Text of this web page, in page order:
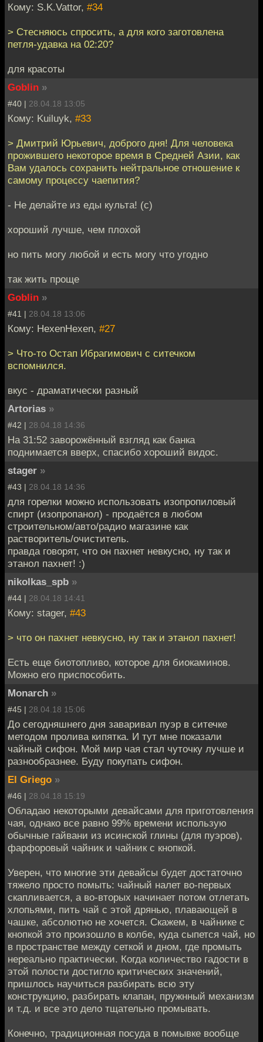
Кому: S.K.Vattor, #34
> Стесняюсь спросить, а для кого заготовлена
петля-удавка на 02:20?
для красоты
Goblin »
#40 | 28.04.18 13:05
Кому: Kuiluyk, #33
> Дмитрий Юрьевич, доброго дня! Для человека
прожившего некоторое время в Средней Азии, как
Вам удалось сохранить нейтральное отношение к
самому процессу чаепития?
- Не делайте из еды культа! (с)
хороший лучше, чем плохой
но пить могу любой и есть могу что угодно
так жить проще
Goblin »
#41 | 28.04.18 13:06
Кому: HexenHexen, #27
> Что-то Остап Ибрагимович с ситечком
вспомнился.
вкус - драматически разный
Artorias »
#42 | 28.04.18 14:36
На 31:52 заворожённый взгляд как банка
поднимается вверх, спасибо хороший видос.
stager »
#43 | 28.04.18 14:36
для горелки можно использовать изопропиловый
спирт (изопропанол) - продаётся в любом
строительном/авто/радио магазине как
растворитель/очиститель.
правда говорят, что он пахнет невкусно, ну так и
этанол пахнет! :)
nikolkas_spb »
#44 | 28.04.18 14:41
Кому: stager, #43
> что он пахнет невкусно, ну так и этанол пахнет!
Есть еще биотопливо, которое для биокаминов.
Можно его приспособить.
Monarch »
#45 | 28.04.18 15:06
До сегодняшнего дня заваривал пуэр в ситечке
методом пролива кипятка. И тут мне показали
чайный сифон. Мой мир чая стал чуточку лучше и
разнообразнее. Буду покупать сифон.
El Griego »
#46 | 28.04.18 15:19
Обладаю некоторыми девайсами для приготовления
чая, однако все равно 99% времени использую
обычные гайвани из исинской глины (для пуэров),
фарфоровый чайник и чайник с кнопкой.
Уверен, что многие эти девайсы будет достаточно
тяжело просто помыть: чайный налет во-первых
скапливается, а во-вторых начинает потом отлетать
хлопьями, пить чай с этой дрянью, плавающей в
чашке, абсолютно не хочется. Скажем, в чайнике с
кнопкой это произошло в колбе, куда сыпется чай, но
в пространстве между сеткой и дном, где промыть
нереально практически. Когда количество гадости в
этой полости достигло критических значений,
пришлось научиться разбирать всю эту
конструкцию, разбирать клапан, пружнный механизм
и т.д. и все это дело тщательно промывать.
Конечно, традиционная посуда в помывке вообще